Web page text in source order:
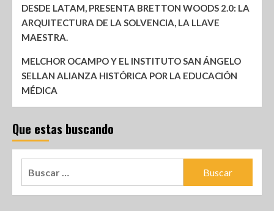
DESDE LATAM, PRESENTA BRETTON WOODS 2.0: LA
ARQUITECTURA DE LA SOLVENCIA, LA LLAVE
MAESTRA.
MELCHOR OCAMPO Y EL INSTITUTO SAN ÁNGELO
SELLAN ALIANZA HISTÓRICA POR LA EDUCACIÓN
MÉDICA
Que estas buscando